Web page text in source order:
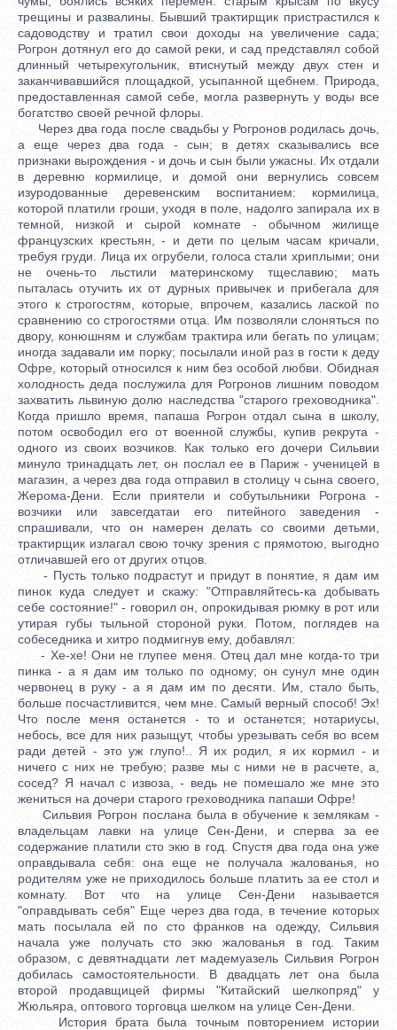
трещины и развалины. Бывший трактирщик пристрастился к
садоводству и тратил свои доходы на увеличение сада;
Рогрон дотянул его до самой реки, и сад представлял собой
длинный четырехугольник, втиснутый между двух стен и
заканчивавшийся площадкой, усыпанной щебнем. Природа,
предоставленная самой себе, могла развернуть у воды все
богатство своей речной флоры.
Через два года после свадьбы у Рогронов родилась дочь,
а еще через два года - сын; в детях сказывались все
признаки вырождения - и дочь и сын были ужасны. Их отдали
в деревню кормилице, и домой они вернулись совсем
изуродованные деревенским воспитанием: кормилица,
которой платили гроши, уходя в поле, надолго запирала их в
темной, низкой и сырой комнате - обычном жилище
французских крестьян, - и дети по целым часам кричали,
требуя груди. Лица их огрубели, голоса стали хриплыми; они
не очень-то льстили материнскому тщеславию; мать
пыталась отучить их от дурных привычек и прибегала для
этого к строгостям, которые, впрочем, казались лаской по
сравнению со строгостями отца. Им позволяли слоняться по
двору, конюшням и службам трактира или бегать по улицам;
иногда задавали им порку; посылали иной раз в гости к деду
Офре, который относился к ним без особой любви. Обидная
холодность деда послужила для Рогронов лишним поводом
захватить львиную долю наследства "старого греховодника".
Когда пришло время, папаша Рогрон отдал сына в школу,
потом освободил его от военной службы, купив рекрута -
одного из своих возчиков. Как только его дочери Сильвии
минуло тринадцать лет, он послал ее в Париж - ученицей в
магазин, а через два года отправил в столицу ч сына своего,
Жерома-Дени. Если приятели и собутыльники Рогрона -
возчики или завсегдатаи его питейного заведения -
спрашивали, что он намерен делать со своими детьми,
трактирщик излагал свою точку зрения с прямотою, выгодно
отличавшей его от других отцов.
- Пусть только подрастут и придут в понятие, я дам им
пинок куда следует и скажу: "Отправляйтесь-ка добывать
себе состояние!" - говорил он, опрокидывая рюмку в рот или
утирая губы тыльной стороной руки. Потом, поглядев на
собеседника и хитро подмигнув ему, добавлял:
- Хе-хе! Они не глупее меня. Отец дал мне когда-то три
пинка - а я дам им только по одному; он сунул мне один
червонец в руку - а я дам им по десяти. Им, стало быть,
больше посчастливится, чем мне. Самый верный способ! Эх!
Что после меня останется - то и останется; нотариусы,
небось, все для них разыщут, чтобы урезывать себя во всем
ради детей - это уж глупо!.. Я их родил, я их кормил - и
ничего с них не требую; разве мы с ними не в расчете, а,
сосед? Я начал с извоза, - ведь не помешало же мне это
жениться на дочери старого греховодника папаши Офре!
Сильвия Рогрон послана была в обучение к землякам -
владельцам лавки на улице Сен-Дени, и сперва за ее
содержание платили сто экю в год. Спустя два года она уже
оправдывала себя: она еще не получала жалованья, но
родителям уже не приходилось больше платить за ее стол и
комнату. Вот что на улице Сен-Дени называется
"оправдывать себя" Еще через два года, в течение которых
мать посылала ей по сто франков на одежду, Сильвия
начала уже получать сто экю жалованья в год. Таким
образом, с девятнадцати лет мадемуазель Сильвия Рогрон
добилась самостоятельности. В двадцать лет она была
второй продавщицей фирмы "Китайский шелкопряд" у
Жюльяра, оптового торговца шелком на улице Сен-Дени.
История брата была точным повторением истории